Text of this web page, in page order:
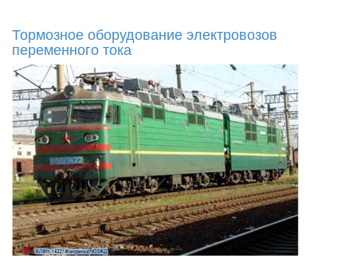
Тормозное оборудование электровозов
переменного тока